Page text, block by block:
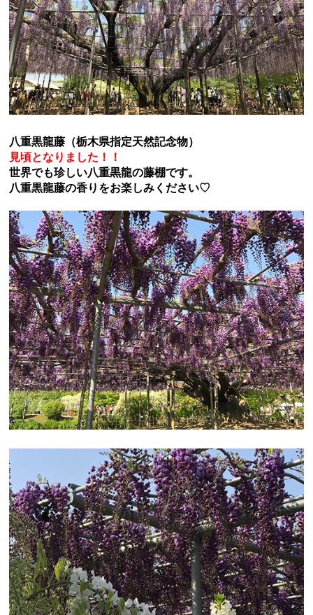
八重黒龍藤（栃木県指定天然記念物）
見頃となりました！！
世界でも珍しい八重黒龍の藤棚です。
八重黒龍藤の香りをお楽しみください♡